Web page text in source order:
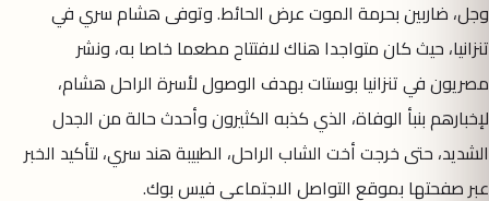
وجل، ضاربين بحرمة الموت عرض الحائط. وتوفى هشام سري في
تنزانيا، حيث كان متواجدا هناك لافتتاح مطعما خاصا به، ونشر
مصريون في تنزانيا بوستات بهدف الوصول لأسرة الراحل هشام،
لإخبارهم بنبأ الوفاة، الذي كذبه الكثيرون وأحدث حالة من الجدل
الشديد، حتى خرجت أخت الشاب الراحل، الطبيبة هند سري، لتأكيد الخبر
عبر صفحتها بموقع التواصل الاجتماعي فيس بوك.